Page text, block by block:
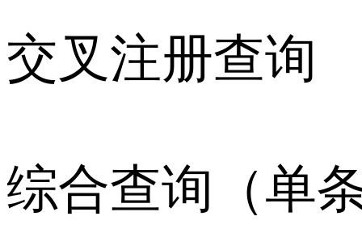
交叉注册查询
综合查询（单